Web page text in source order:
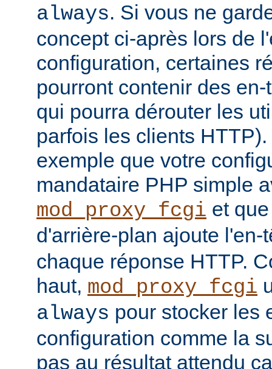
always. Si vous ne
concept ci-après lors de
configuration, certaines
pourront contenir des
qui pourra dérouter les
parfois les clients
exemple que votre
mandataire PHP simple
mod_proxy_fcgi et
d'arrière-plan ajoute
chaque réponse HTTP.
haut, mod_proxy_fcgi
always pour stocker les
configuration comme la
pas au résultat attendu